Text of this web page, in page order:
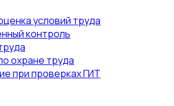
условий труда
контроль
охране труда
при проверках ГИТ